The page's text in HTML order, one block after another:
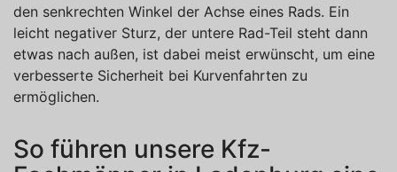
den senkrechten Winkel der Achse eines Rads. Ein
leicht negativer Sturz, der untere Rad-Teil steht dann
etwas nach außen, ist dabei meist erwünscht, um eine
verbesserte Sicherheit bei Kurvenfahrten zu
ermöglichen.
So führen unsere Kfz-